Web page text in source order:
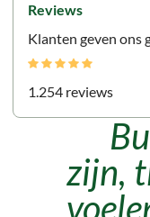
Reviews
Klanten geven ons
1.254 reviews
zijn,